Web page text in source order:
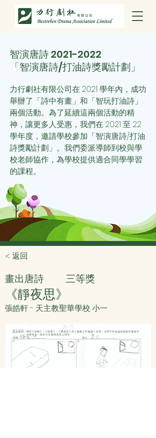
智演唐詩2021-2022
「智演唐詩/打油詩獎勵計劃」
力行劇社有限公司在 2021 學年內，成功
舉辦了「詩中有畫」和「智玩打油詩」
兩個活動。為了延續這兩個活動的精
神，讓更多人受惠，我們在 2021 至 22
學年度，邀請學校參加「智演唐詩/打油
詩獎勵計劃」。我們委派導師到校與學
校老師協作，為學校提供適合同學學習
的課程。
< 返回
畫出唐詩 三等獎
《靜夜思》
張皓軒 - 天主教聖華學校 小一